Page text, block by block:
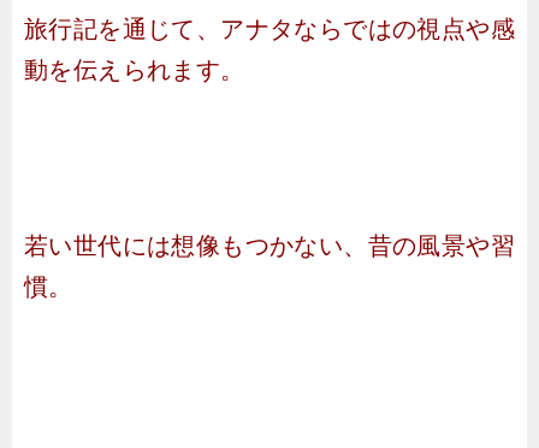
旅行記を通じて、アナタならではの視点や感
動を伝えられます。
若い世代には想像もつかない、昔の風景や習
慣。